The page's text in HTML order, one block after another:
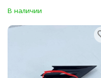
В наличии